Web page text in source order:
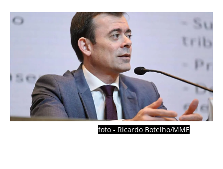
foto - Ricardo Botelho/MME